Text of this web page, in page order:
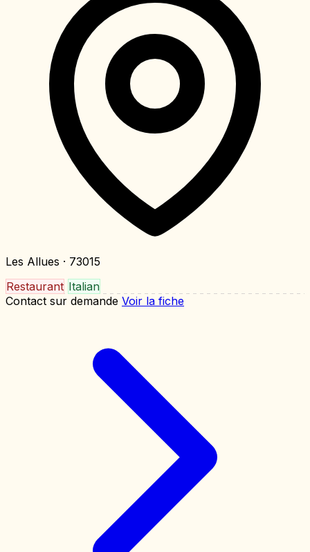
Les Allues · 73015
Restaurant Italian
Contact sur demande Voir la fiche